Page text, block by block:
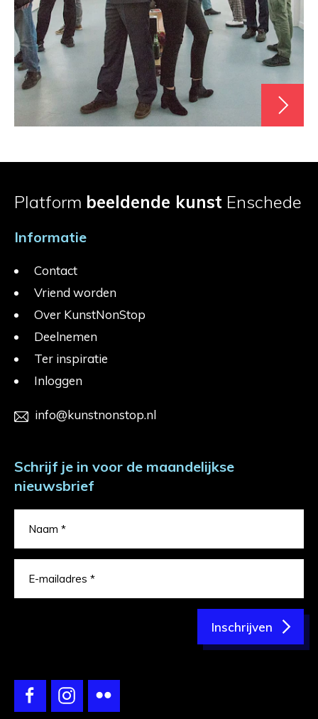
Platform beeldende kunst Enschede
Informatie
Contact
Vriend worden
Over KunstNonStop
Deelnemen
Ter inspiratie
Inloggen
info@kunstnonstop.nl
Schrijf je in voor de maandelijkse
nieuwsbrief
Inschrijven